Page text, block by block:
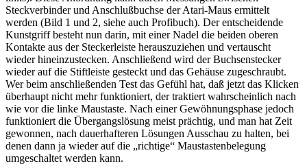
Steckverbinder und Anschlußbuchse der Atari-Maus ermittelt
werden (Bild 1 und 2, siehe auch Profibuch). Der entscheidende
Kunstgriff besteht nun darin, mit einer Nadel die beiden oberen
Kontakte aus der Steckerleiste herauszuziehen und vertauscht
wieder hineinzustecken. Anschließend wird der Buchsenstecker
wieder auf die Stiftleiste gesteckt und das Gehäuse zugeschraubt.
Wer beim anschließenden Test das Gefühl hat, daß jetzt das Klicken
überhaupt nicht mehr funktioniert, der traktiert wahrscheinlich nach
wie vor die linke Maustaste. Nach einer Gewöhnungsphase jedoch
funktioniert die Übergangslösung meist prächtig, und man hat Zeit
gewonnen, nach dauerhafteren Lösungen Ausschau zu halten, bei
denen dann ja wieder auf die „richtige“ Maustastenbelegung
umgeschaltet werden kann.